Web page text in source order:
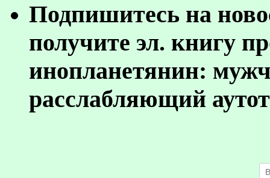
Подпишитесь на
получите эл. книгу
инопланетянин:
расслабляющий